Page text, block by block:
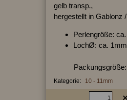
gelb transp.,
hergestellt in Gablonz
Perlengröße:
LochØ: ca. 1mm
Kategorie: 10 - 11mm